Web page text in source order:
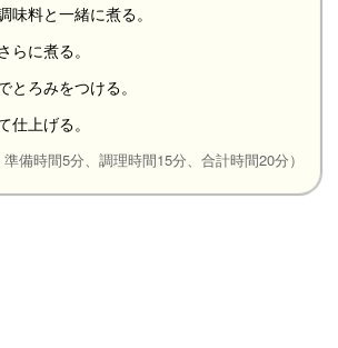
味料と一緒に煮る。
らに煮る。
とろみをつける。
仕上げる。
準備時間5分、調理時間15分、合計時間20分）